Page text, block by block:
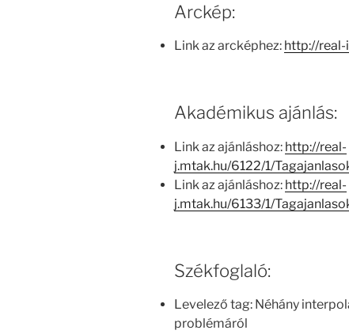
Arckép:
Link az arcképhez: http://real-
Akadémikus ajánlás:
Link az ajánláshoz: http://real-
j.mtak.hu/6122/1/
Link az ajánláshoz: http://real-
j.mtak.hu/6133/1/
Székfoglaló:
Levelező tag: Néhány
problémáról